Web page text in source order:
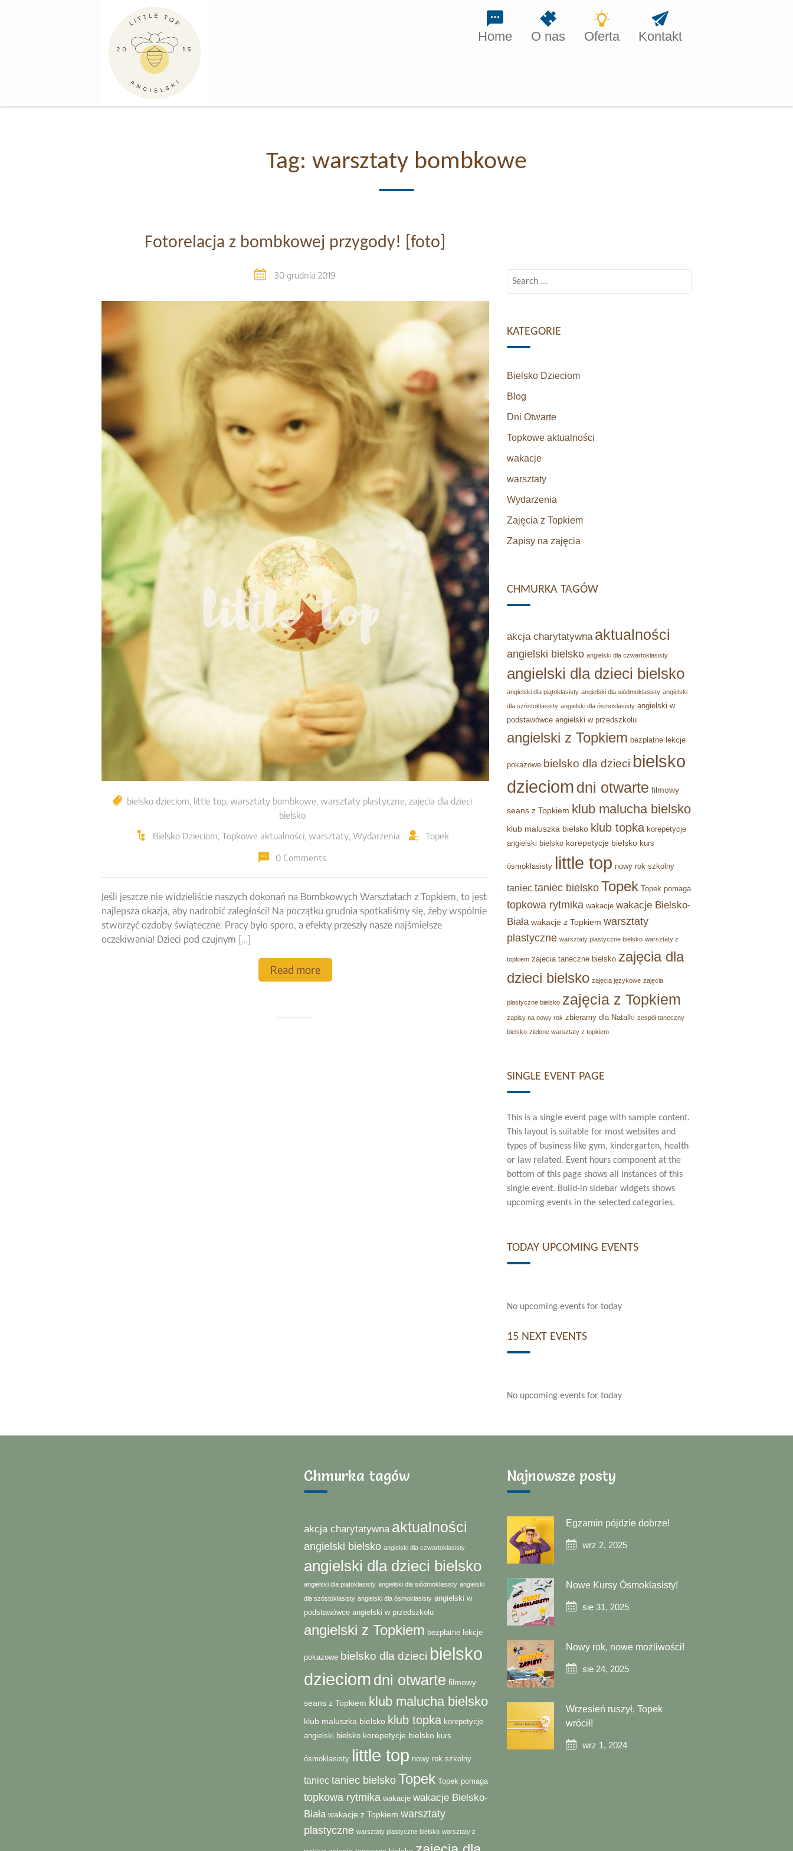
Home O nas Oferta Kontakt
Tag: warsztaty bombkowe
Fotorelacja z bombkowej przygody! [foto]
30 grudnia 2019
bielsko dzieciom, little top,warsztaty bombkowe,warsztaty plastyczne,zajęcia dla dzieci
bielsko
Bielsko Dzieciom, Topkowe aktualności, warsztaty, Wydarzenia Topek
0 Comments
Jeśli jeszcze nie widzieliście naszych dokonań na Bombkowych Warsztatach z Topkiem, to jest
najlepsza okazja, aby nadrobić zaległości! Na początku grudnia spotkaliśmy się, żeby wspólnie
stworzyć ozdoby świąteczne. Pracy było sporo, a efekty przeszły nasze najśmielsze
oczekiwania! Dzieci pod czujnym […]
Read more
Search
KATEGORIE
Bielsko Dzieciom
Blog
Dni Otwarte
Topkowe aktualności
wakacje
warsztaty
Wydarzenia
Zajęcia z Topkiem
Zapisy na zajęcia
CHMURKA TAGÓW
akcja charytatywna aktualności
angielski bielsko angielski dla czwartoklasisty
angielski dla dzieci bielsko
angielski dla piątoklasisty angielski dla siódmoklasisty angielski
dla szóstoklasisty angielski dla ósmoklasisty angielski w
podstawówce angielski w przedszkolu
angielski z Topkiem bezpłatne lekcje
pokazowe bielsko dla dzieci bielsko
dzieciom dni otwarte filmowy
seans z Topkiem klub malucha bielsko
klub maluszka bielsko klub topka korepetycje
angielski bielsko korepetycje bielsko kurs
ósmoklasisty little top nowy rok szkolny
taniec taniec bielsko Topek Topek pomaga
topkowa rytmika wakacje wakacje Bielsko-
Biała wakacje z Topkiem warsztaty
plastyczne warsztaty plastyczne bielsko warsztaty z
topkiem zajecia taneczne bielsko zajęcia dla
dzieci bielsko zajęcia językowe zajęcia
plastyczne bielsko zajęcia z Topkiem
zapisy na nowy rok zbieramy dla Natalki zespół taneczny
bielsko zielone warsztaty z topkiem
SINGLE EVENT PAGE
This is a single event page with sample content.
This layout is suitable for most websites and
types of business like gym, kindergarten, health
or law related. Event hours component at the
bottom of this page shows all instances of this
single event. Build-in sidebar widgets shows
upcoming events in the selected categories.
TODAY UPCOMING EVENTS
No upcoming events for today
15 NEXT EVENTS
No upcoming events for today
Chmurka tagów
akcja charytatywna aktualności
angielski bielsko angielski dla czwartoklasisty
angielski dla dzieci bielsko
angielski dla piątoklasisty angielski dla siódmoklasisty angielski
dla szóstoklasisty angielski dla ósmoklasisty angielski w
podstawówce angielski w przedszkolu
angielski z Topkiem bezpłatne lekcje
pokazowe bielsko dla dzieci bielsko
dzieciom dni otwarte filmowy
seans z Topkiem klub malucha bielsko
klub maluszka bielsko klub topka korepetycje
angielski bielsko korepetycje bielsko kurs
ósmoklasisty little top nowy rok szkolny
taniec taniec bielsko Topek Topek pomaga
topkowa rytmika wakacje wakacje Bielsko-
Biała wakacje z Topkiem warsztaty
plastyczne warsztaty plastyczne bielsko warsztaty z
Najnowsze posty
Egzamin pójdzie dobrze!
wrz 2, 2025
Nowe Kursy Ósmoklasisty!
sie 31, 2025
Nowy rok, nowe możliwości!
sie 24, 2025
Wrzesień ruszył, Topek
wrócił!
wrz 1, 2024